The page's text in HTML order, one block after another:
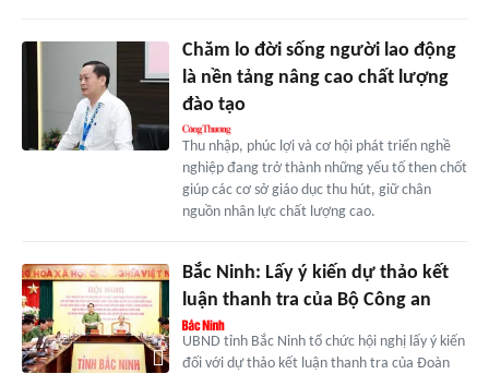
Chăm lo đời sống người lao động
là nền tảng nâng cao chất lượng
đào tạo
Thu nhập, phúc lợi và cơ hội phát triển nghề
nghiệp đang trở thành những yếu tố then chốt
giúp các cơ sở giáo dục thu hút, giữ chân
nguồn nhân lực chất lượng cao.
Bắc Ninh: Lấy ý kiến dự thảo kết
luận thanh tra của Bộ Công an
UBND tỉnh Bắc Ninh tổ chức hội nghị lấy ý kiến
đối với dự thảo kết luận thanh tra của Đoàn